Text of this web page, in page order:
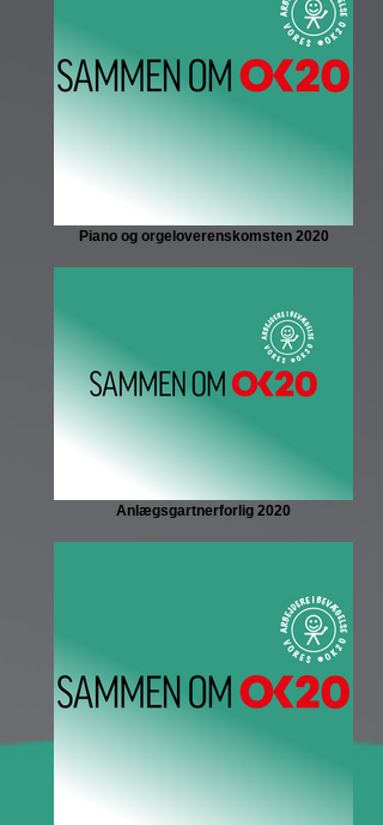
Piano og orgeloverenskomsten 2020
Anlægsgartnerforlig 2020